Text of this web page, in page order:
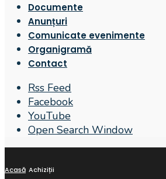
Documente
Anunțuri
Comunicate evenimente
Organigramă
Contact
Rss Feed
Facebook
YouTube
Open Search Window
Acasă Achiziții